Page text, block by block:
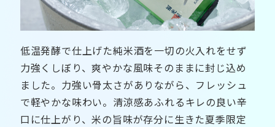
低温発酵で仕上げた純米酒を一切の火入れをせず
力強くしぼり、爽やかな風味そのままに封じ込め
ました。力強い骨太さがありながら、フレッシュ
で軽やかな味わい。清涼感あふれるキレの良い辛
口に仕上がり、米の旨味が存分に生きた夏季限定